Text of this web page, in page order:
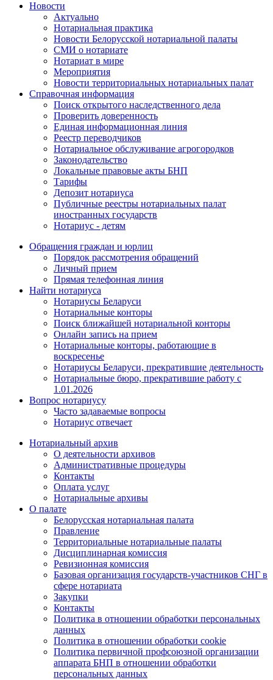
Новости
Актуально
Нотариальная практика
Новости Белорусской нотариальной палаты
СМИ о нотариате
Нотариат в мире
Мероприятия
Новости территориальных нотариальных палат
Справочная информация
Поиск открытого наследственного дела
Проверить доверенность
Единая информационная линия
Реестр переводчиков
Нотариальное обслуживание агрогородков
Законодательство
Локальные правовые акты БНП
Тарифы
Депозит нотариуса
Публичные реестры нотариальных палат
иностранных государств
Нотариус - детям
Обращения граждан и юрлиц
Порядок рассмотрения обращений
Личный прием
Прямая телефонная линия
Найти нотариуса
Нотариусы Беларуси
Нотариальные конторы
Поиск ближайшей нотариальной конторы
Онлайн запись на прием
Нотариальные конторы, работающие в
воскресенье
Нотариусы Беларуси, прекратившие деятельность
Нотариальные бюро, прекратившие работу с
1.01.2026
Вопрос нотариусу
Часто задаваемые вопросы
Нотариус отвечает
Нотариальный архив
О деятельности архивов
Административные процедуры
Контакты
Оплата услуг
Нотариальные архивы
О палате
Белорусская нотариальная палата
Правление
Территориальные нотариальные палаты
Дисциплинарная комиссия
Ревизионная комиссия
Базовая организация государств-участников СНГ в
сфере нотариата
Закупки
Контакты
Политика в отношении обработки персональных
данных
Политика в отношении обработки cookie
Политика первичной профсоюзной организации
аппарата БНП в отношении обработки
персональных данных